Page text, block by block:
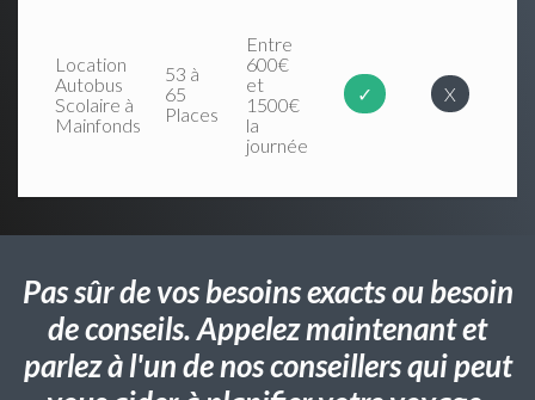
Location
Autobus
Scolaire à
Mainfonds
53 à
65
Places
Entre
600€
et
1500€
la
journée
✓ X
Pas sûr de vos besoins exacts ou besoin
de conseils. Appelez maintenant et
parlez à l'un de nos conseillers qui peut